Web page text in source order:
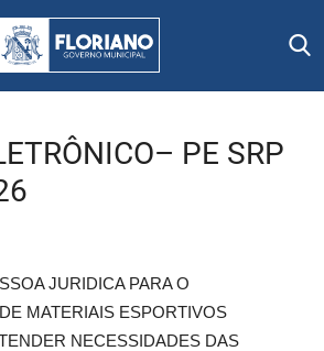
PE SRP
JURIDICA PARA O
MATERIAIS ESPORTIVOS
NECESSIDADES DAS